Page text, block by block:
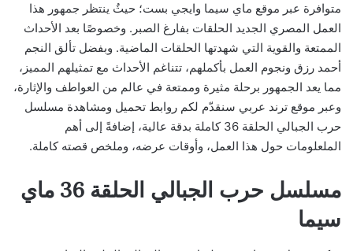
متوافرة عبر موقع ماي سيما وايجي بست؛ حيثُ ينتظر جمهور هذا
العمل المصري الجديد الحلقات بفارغ الصبر. وخصوصًا بعد الأحداث
الممتعة والقوية التي شهدتها الحلقات الماضية. وبفضل تألق النجم
أحمد رزق ونجوم العمل بأكملهم، تتناغم الأحداث مع تمثيلهم المميز،
مما يعد الجمهور برحلة مثيرة وممتعة في عالم من العواطف والإثارة،
وعبر موقع ترند عربي سنقدّم لكم روابط تحميل ومشاهدة مسلسل
حرب الجبالي الحلقة 36 كاملة بدقة عالية، إضافةً إلى أهم
الملعلومات حول هذا العمل، وأوقات عرضه، وملخص قصته كاملة.
مسلسل حرب الجبالي الحلقة 36 ماي
سيما